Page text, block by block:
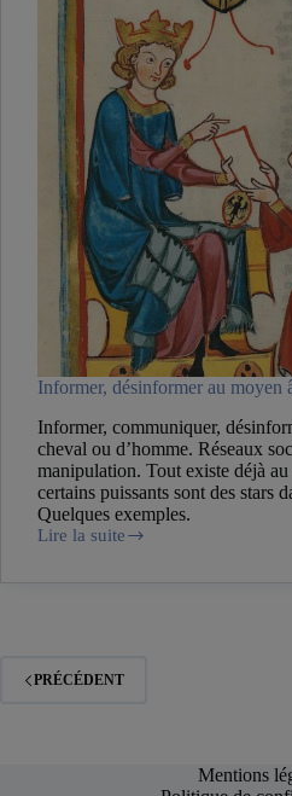
âge
Informer, désinformer au moyen
Informer, communiquer,
cheval ou d’homme. Réseaux
manipulation. Tout existe déjà
certains puissants sont des stars
Quelques exemples.
Lire la suite
Informer,
PRÉCÉDENT
Mentions